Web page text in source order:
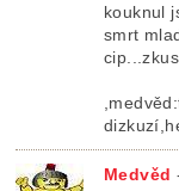
kouknul
smrt
Medvěd